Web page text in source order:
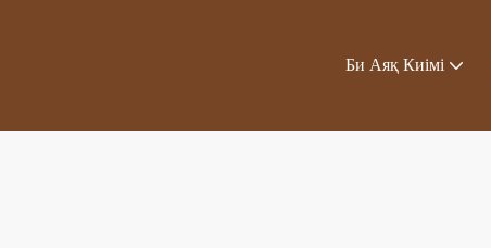
Би Аяқ Киімі